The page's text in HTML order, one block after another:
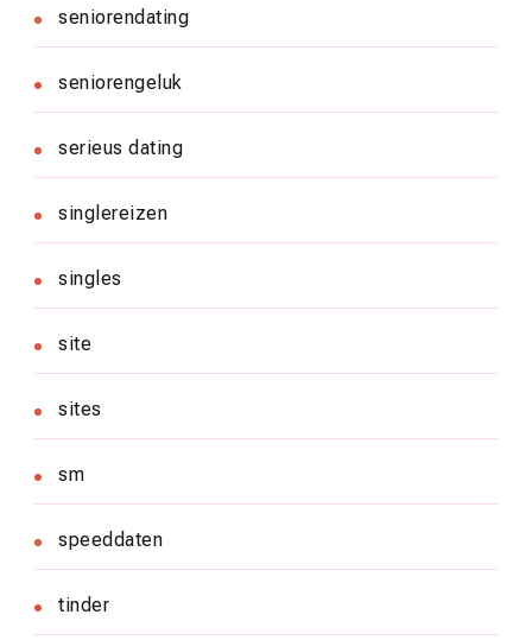
seniorendating
seniorengeluk
serieus dating
singlereizen
singles
site
sites
sm
speeddaten
tinder